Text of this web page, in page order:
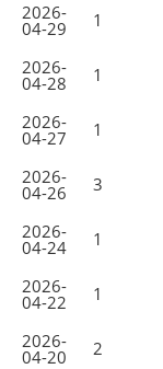
2026-
04-29 1
2026-
04-28 1
2026-
04-27 1
2026-
04-26 3
2026-
04-24 1
2026-
04-22 1
2026-
04-20 2